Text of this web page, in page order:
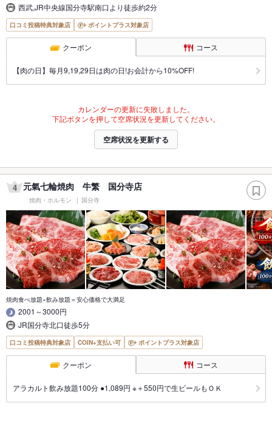
西武,JR中央線国分寺駅南口より徒歩約2分
口コミ投稿特典対象店 ポイントプラス対象店
クーポン コース
【肉の日】毎月9,19,29日は肉の日!お会計から10%OFF!
カレンダーの更新に失敗しました。
下記ボタンを押して空席状況を更新してください。
空席状況を更新する
4 元氣七輪焼肉 牛繁 国分寺店
焼肉・ホルモン 国分寺
焼肉食べ放題×飲み放題＝安心価格で大満足
2001～3000円
JR国分寺北口徒歩5分
口コミ投稿特典対象店 COIN+支払い可 ポイントプラス対象店
クーポン コース
アラカルト飲み放題100分 ●1,089円 ※＋550円で生ビールもＯＫ